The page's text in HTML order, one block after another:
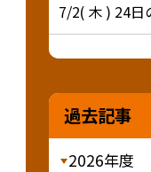
7/2( 木 ) 24日
過去記事
2026年度